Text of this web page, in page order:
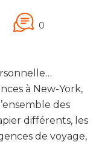
0
à New-York,
des
différents, les
de voyage,